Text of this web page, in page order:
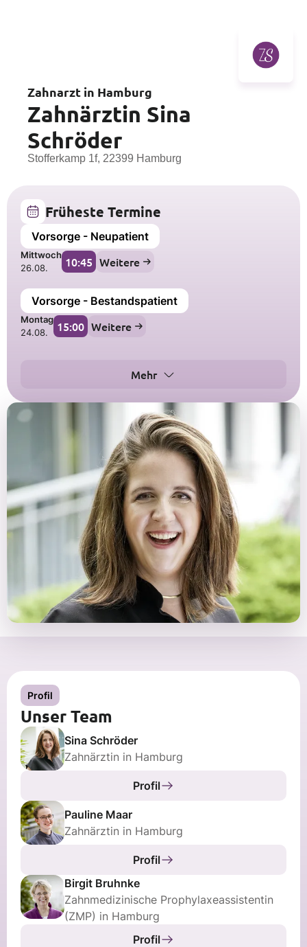
Zahnarzt in Hamburg
Zahnärztin Sina
Schröder
Stofferkamp 1f, 22399 Hamburg
Früheste Termine
Vorsorge - Neupatient
Mittwoch
26.08.
10:45 Weitere
Vorsorge - Bestandspatient
Montag
24.08.
15:00 Weitere
Mehr
Profil
Unser Team
Sina Schröder
Zahnärztin in Hamburg
Profil
Pauline Maar
Zahnärztin in Hamburg
Profil
Birgit Bruhnke
Zahnmedizinische Prophylaxeassistentin
(ZMP) in Hamburg
Profil